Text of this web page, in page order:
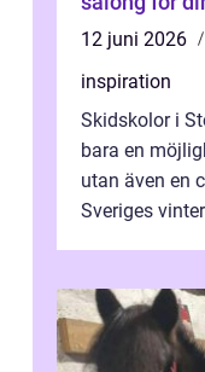
12 juni 2026
inspiration
Skidskolor i
bara en
utan även en
Sveriges